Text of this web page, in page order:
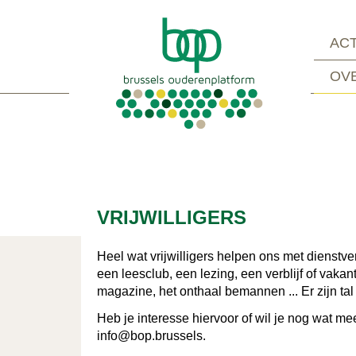
VRIJWILLIGERS
Heel wat vrijwilligers helpen ons met
een leesclub, een lezing, een verblijf of
magazine, het onthaal bemannen ... Er zijn
Heb je interesse hiervoor of wil je nog wat
info@bop.brussels.